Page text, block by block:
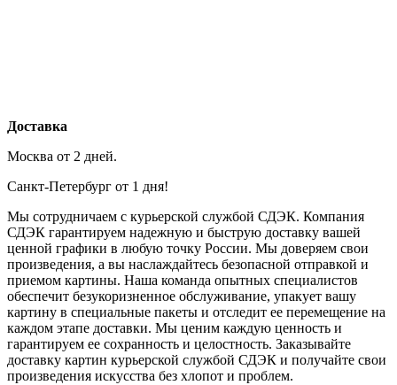
Доставка
Москва от 2 дней.
Санкт-Петербург от 1 дня!
Мы сотрудничаем с курьерской службой СДЭК. Компания
СДЭК гарантируем надежную и быструю доставку вашей
ценной графики в любую точку России. Мы доверяем свои
произведения, а вы наслаждайтесь безопасной отправкой и
приемом картины. Наша команда опытных специалистов
обеспечит безукоризненное обслуживание, упакует вашу
картину в специальные пакеты и отследит ее перемещение на
каждом этапе доставки. Мы ценим каждую ценность и
гарантируем ее сохранность и целостность. Заказывайте
доставку картин курьерской службой СДЭК и получайте свои
произведения искусства без хлопот и проблем.